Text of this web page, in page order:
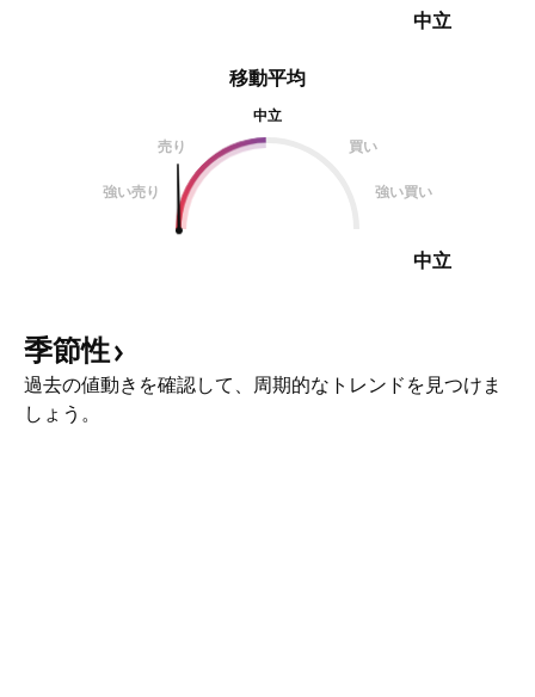
中立
移動平均
中立
売り
買い
強い売り 強い買い
中立
季節性
過去の値動きを確認して、周期的なトレンドを見つけま
しょう。